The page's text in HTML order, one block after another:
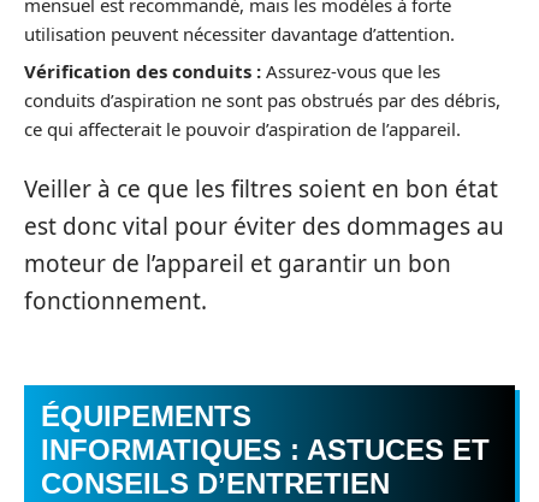
utilisation peuvent nécessiter davantage d’attention.
Vérification des conduits : Assurez-vous que les
conduits d’aspiration ne sont pas obstrués par des débris,
ce qui affecterait le pouvoir d’aspiration de l’appareil.
Veiller à ce que les filtres soient en bon état
est donc vital pour éviter des dommages au
moteur de l’appareil et garantir un bon
fonctionnement.
ÉQUIPEMENTS
INFORMATIQUES : ASTUCES ET
CONSEILS D’ENTRETIEN